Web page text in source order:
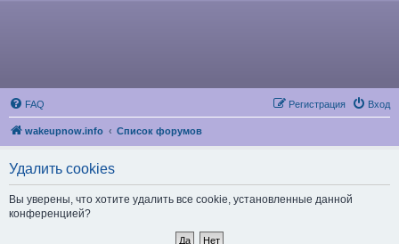
FAQ Вход
Регистрация
wakeupnow.info Список форумов
Удалить cookies
Вы уверены, что хотите удалить все cookie, установленные данной
конференцией?